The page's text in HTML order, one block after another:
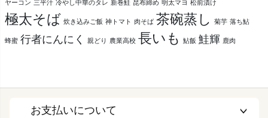
ヤーコン 三平汁 冷やし中華のタレ 新巻鮭 昆布締め 明太マヨ 松前漬け
極太そば 炊き込みご飯 神トマト 肉そば 茶碗蒸し 菊芋 落ち鮎
蜂蜜 行者にんにく 親どり 農業高校 長いも 鮎飯 鮭輝 鹿肉
お支払いについて